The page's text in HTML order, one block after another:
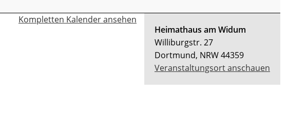
Heimathaus am Widum
Williburgstr. 27
Dortmund, NRW44359
Veranstaltungsort anschauen
Kompletten Kalender ansehen